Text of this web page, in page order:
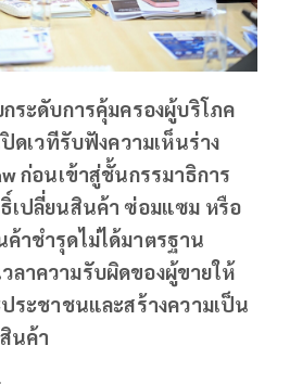
ระดับการคุ้มครองผู้บริโภค
ดเวทีรับฟังความเห็นร่าง
ก่อนเข้าสู่ชั้นกรรมาธิการ
เปลี่ยนสินค้า ซ่อมแซม หรือ
าชำรุดไม่ได้มาตรฐาน
ลาความรับผิดของผู้ขายให้
ระชาชนและสร้างความเป็น
นค้า